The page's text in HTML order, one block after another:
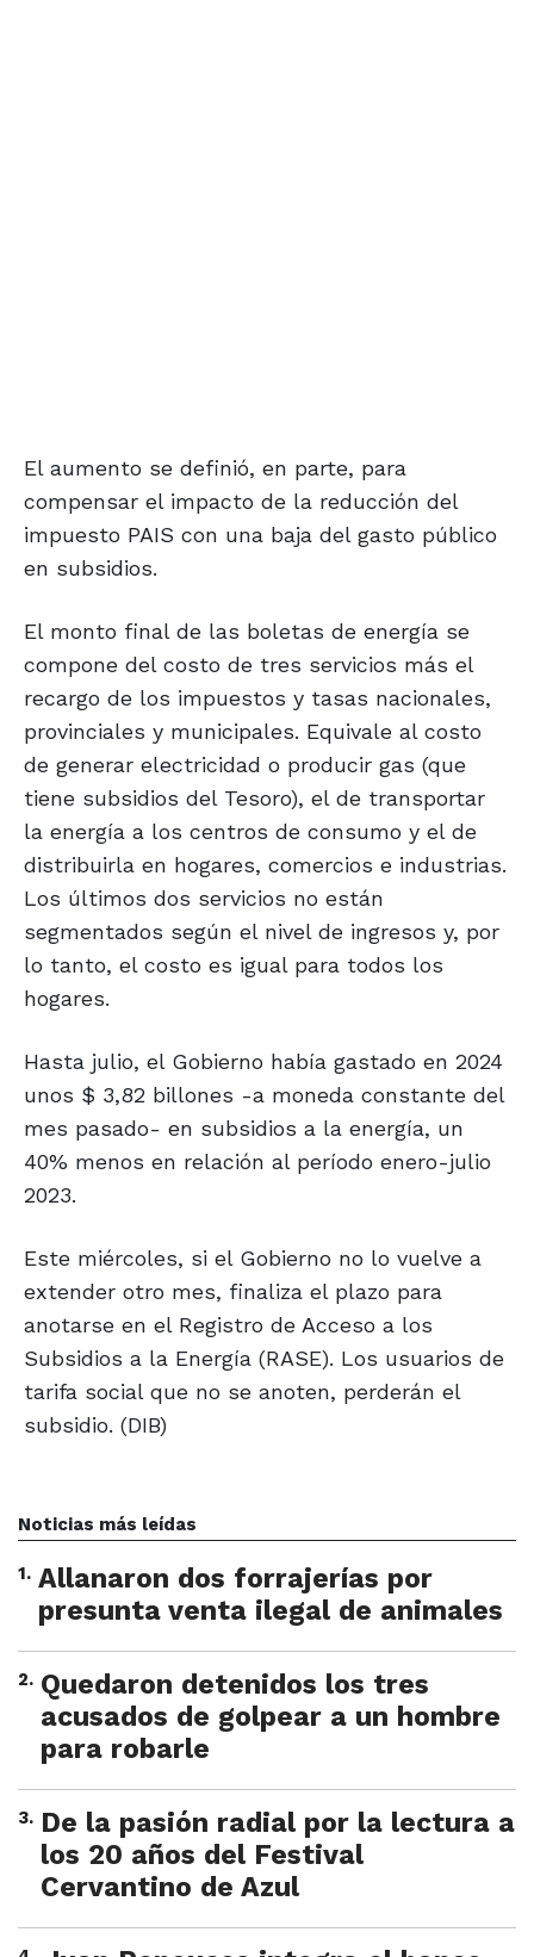
El aumento se definió, en parte, para
compensar el impacto de la reducción del
impuesto PAIS con una baja del gasto público
en subsidios.
El monto final de las boletas de energía se
compone del costo de tres servicios más el
recargo de los impuestos y tasas nacionales,
provinciales y municipales. Equivale al costo
de generar electricidad o producir gas (que
tiene subsidios del Tesoro), el de transportar
la energía a los centros de consumo y el de
distribuirla en hogares, comercios e industrias.
Los últimos dos servicios no están
segmentados según el nivel de ingresos y, por
lo tanto, el costo es igual para todos los
hogares.
Hasta julio, el Gobierno había gastado en 2024
unos $ 3,82 billones -a moneda constante del
mes pasado- en subsidios a la energía, un
40% menos en relación al período enero-julio
2023.
Este miércoles, si el Gobierno no lo vuelve a
extender otro mes, finaliza el plazo para
anotarse en el Registro de Acceso a los
Subsidios a la Energía (RASE). Los usuarios de
tarifa social que no se anoten, perderán el
subsidio. (DIB)
Noticias más leídas
1. Allanaron dos forrajerías por
presunta venta ilegal de animales
2. Quedaron detenidos los tres
acusados de golpear a un hombre
para robarle
3. De la pasión radial por la lectura a
los 20 años del Festival
Cervantino de Azul